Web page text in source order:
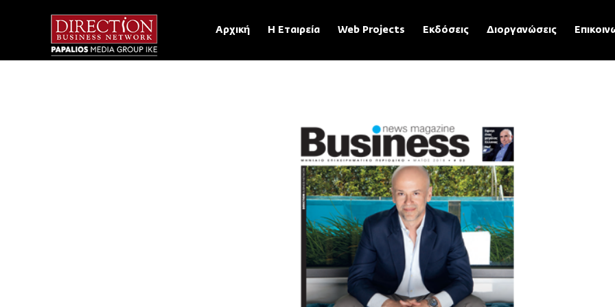
Αρχική Η Εταιρεία Web Projects Εκδόσεις Διοργανώσεις